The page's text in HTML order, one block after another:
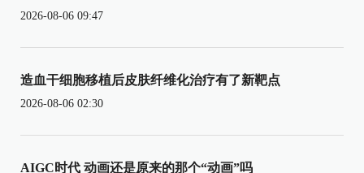
2026-08-06 09:47
造血干细胞移植后皮肤纤维化治疗有了新靶点
2026-08-06 02:30
AIGC时代 动画还是原来的那个“动画”吗